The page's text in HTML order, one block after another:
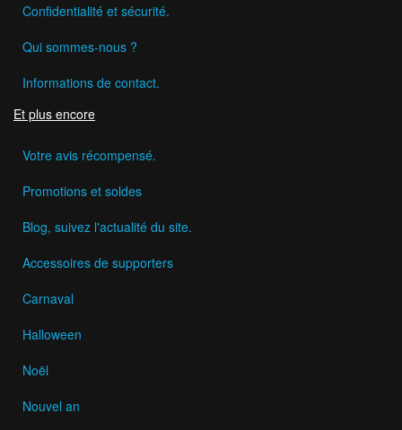
Confidentialité et sécurité.
Qui sommes-nous ?
Informations de contact.
Et plus encore
Votre avis récompensé.
Promotions et soldes
Blog, suivez l'actualité du site.
Accessoires de supporters
Carnaval
Halloween
Noël
Nouvel an